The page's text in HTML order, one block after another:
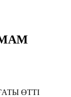
ӨТТІ